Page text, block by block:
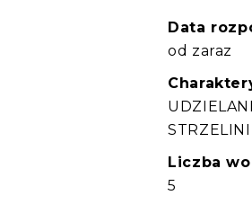
Data
od zaraz
Liczba
5